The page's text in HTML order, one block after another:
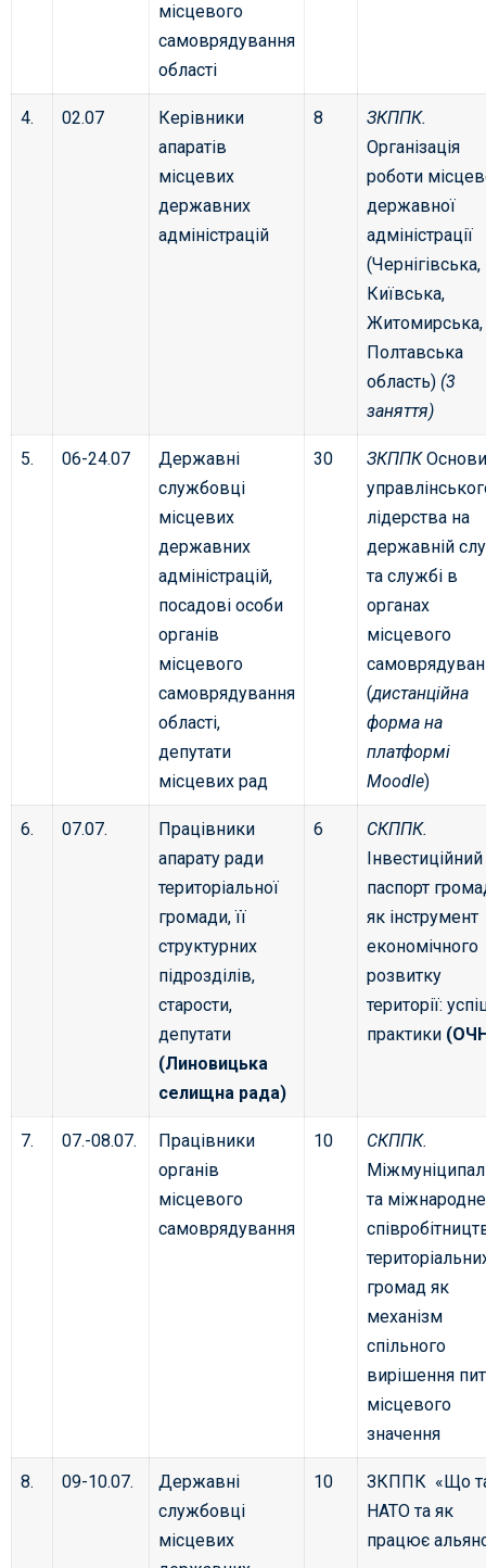
місцевого
самоврядування
області
4. 02.07
Керівники
апаратів
місцевих
державних
адміністрацій
8
ЗКППК.
Організація
роботи
державної
адміністрації
(Чернігівська,
Київська,
Житомирська,
Полтавська
область) (3
заняття)
5. 06-24.07
Державні
службовці
місцевих
державних
адміністрацій,
посадові особи
органів
місцевого
самоврядування
області,
депутати
місцевих рад
30 ЗКППКОснови
лідерства на
державній
та службі в
органах
місцевого
(дистанційна
форма на
платформі
Moodle)
6. 07.07.
Працівники
апарату ради
територіальної
громади, її
структурних
підрозділів,
старости,
депутати
(Линовицька
селищна рада)
6
СКППК.
Інвестиційний
паспорт
як інструмент
економічного
розвитку
території:
практики
7. 07.-08.07.
Працівники
органів
місцевого
самоврядування
10
СКППК.
та міжнародне
громад як
механізм
спільного
вирішення
місцевого
значення
8. 09-10.07.
Державні
службовці
місцевих
10
ЗКППК «Що
НАТО та як
працює